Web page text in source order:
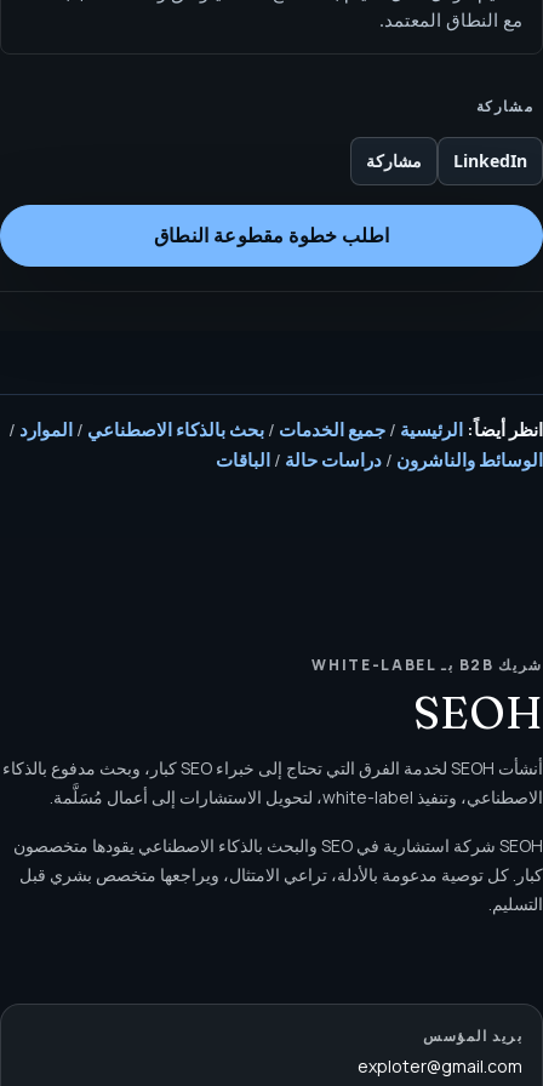
مع النطاق المعتمد.
مشاركة
LinkedIn مشاركة
اطلب خطوة مقطوعة النطاق
انظر أيضاً: الرئيسية / جميع الخدمات / بحث بالذكاء الاصطناعي / الموارد /
الوسائط والناشرون / دراسات حالة / الباقات
شريك B2B بـ WHITE-LABEL
SEOH
أنشأت SEOH لخدمة الفرق التي تحتاج إلى خبراء SEO كبار، وبحث مدفوع بالذكاء
الاصطناعي، وتنفيذ white-label، لتحويل الاستشارات إلى أعمال مُسَلَّمة.
SEOH شركة استشارية في SEO والبحث بالذكاء الاصطناعي يقودها متخصصون
كبار. كل توصية مدعومة بالأدلة، تراعي الامتثال، ويراجعها متخصص بشري قبل
التسليم.
بريد المؤسس
exploter@gmail.com